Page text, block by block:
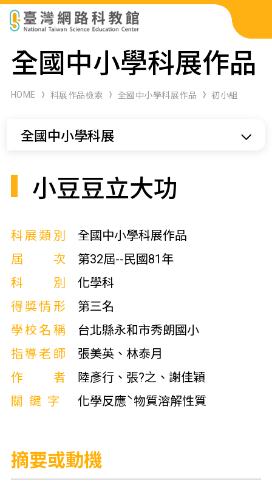
科展作品檢索
科學研習月刊
全國中小學科展作品
HOME 科展作品檢索 全國中小學科展作品 初小組
全國中小學科展
小豆豆立大功
科展類別
全國中小學科展作品
屆次
第32屆--民國81年
科別
化學科
得獎情形
第三名
學校名稱
台北縣永和市秀朗國小
指導老師
張美英、林泰月
作者
陸彥行、張?之、謝佳穎
關鍵字
化學反應ˋ物質溶解性質
摘要或動機